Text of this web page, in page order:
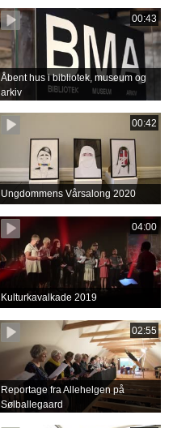
00:43
Åbent hus i bibliotek, museum og
arkiv
00:42
Ungdommens Vårsalong 2020
04:00
Kulturkavalkade 2019
02:55
Reportage fra Allehelgen på
Sølballegaard